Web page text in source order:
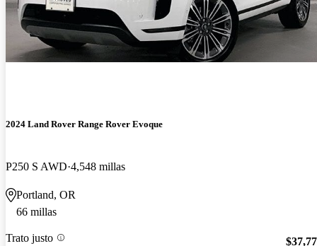
2024 Land Rover Range Rover Evoque
P250 S AWD 4,548 millas
Portland, OR
66 millas
Trato justo